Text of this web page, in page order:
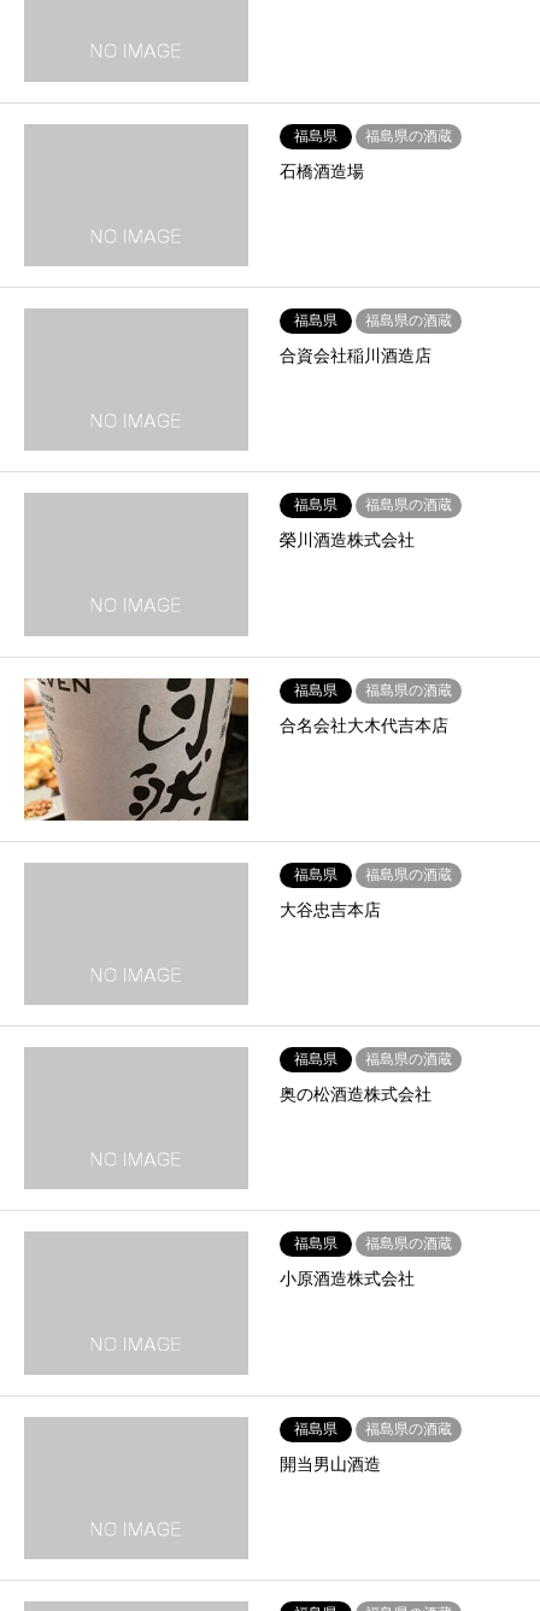
福島県 福島県の酒蔵
石橋酒造場
福島県 福島県の酒蔵
合資会社稲川酒造店
福島県 福島県の酒蔵
榮川酒造株式会社
福島県 福島県の酒蔵
合名会社大木代吉本店
福島県 福島県の酒蔵
大谷忠吉本店
福島県 福島県の酒蔵
奥の松酒造株式会社
福島県 福島県の酒蔵
小原酒造株式会社
福島県 福島県の酒蔵
開当男山酒造